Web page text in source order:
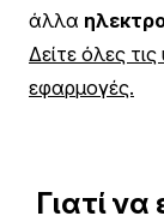
άλλα
Δείτε όλες
εφαρμογές.
Γιατί να